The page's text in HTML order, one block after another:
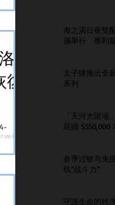
陸時
加，
等水
海之滴日夜雙
滿舉行 專利
太子牌推出全
系列
「天河大賭場
延續 $550,000
春季过敏与免
线“战斗力”
守護生命的秩